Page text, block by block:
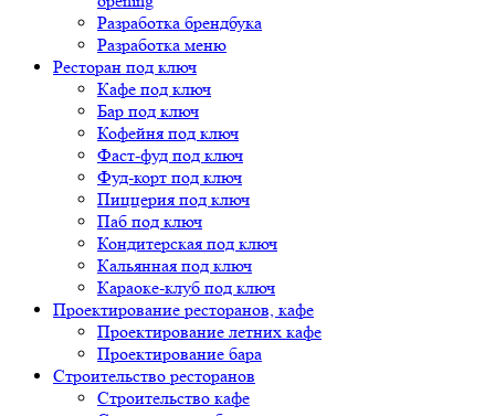
Разработка брендбука
Разработка меню
Ресторан под ключ
Кафе под ключ
Бар под ключ
Кофейня под ключ
Фаст-фуд под ключ
Фуд-корт под ключ
Пиццерия под ключ
Паб под ключ
Кондитерская под ключ
Кальянная под ключ
Караоке-клуб под ключ
Проектирование ресторанов, кафе
Проектирование летних кафе
Проектирование бара
Строительство ресторанов
Строительство кафе